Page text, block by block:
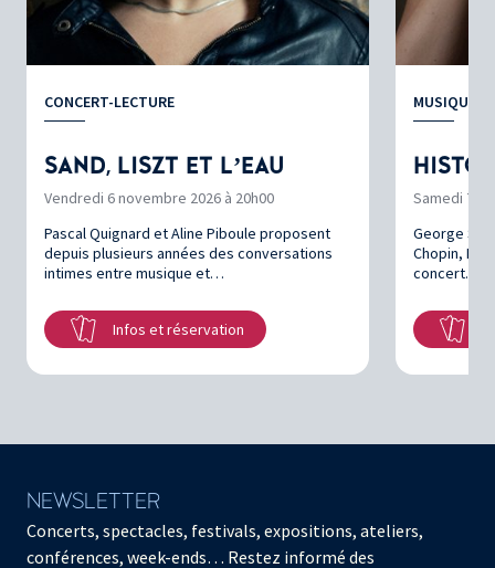
CONCERT-LECTURE
SAND, LISZT ET L’EAU
Vendredi 6 novembre 2026 à 20h00
Pascal Quignard et Aline Piboule proposent
depuis plusieurs années des conversations
intimes entre musique et…
Infos et réservation
MUSIQUE
Samedi 7
George
Chopin,
concert.
NEWSLETTER
Concerts, spectacles, festivals, expositions, ateliers,
conférences, week-ends… Restez informé des